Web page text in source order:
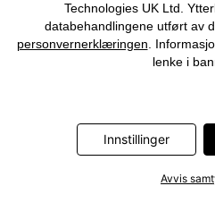
Technologies UK Ltd.
databehandlingene utført av
personvernerklæringen .
lenke i
Innstillinger
Avvis